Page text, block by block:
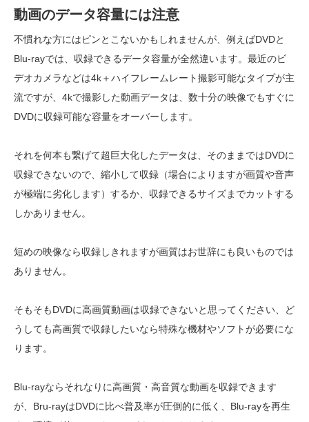
動画のデータ容量には注意
不慣れな方にはピンとこないかもしれませんが、例えばDVDと
Blu-rayでは、収録できるデータ容量が全然違います。最近のビ
デオカメラなどは4k＋ハイフレームレート撮影可能なタイプが主
流ですが、4kで撮影した動画データは、数十分の映像でもすぐに
DVDに収録可能な容量をオーバーします。
それを何本も繋げて超巨大化したデータは、そのままではDVDに
収録できないので、縮小して収録（場合によりますが画質や音声
が極端に劣化します）するか、収録できるサイズまでカットする
しかありません。
短めの映像なら収録しきれますが画質はお世辞にも良いものでは
ありません。
そもそもDVDに高画質動画は収録できないと思ってください、ど
うしても高画質で収録したいなら特殊な機材やソフトが必要にな
ります。
Blu-rayならそれなりに高画質・高音質な動画を収録できます
が、Bru-rayはDVDに比べ普及率が圧倒的に低く、Blu-rayを再生